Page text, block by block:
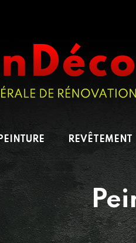
PEINTURE REVÊTEMENT